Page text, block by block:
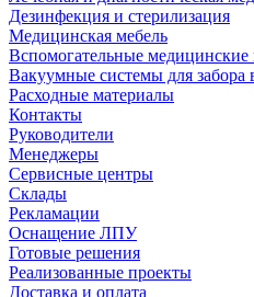
Дезинфекция и стерилизация
Медицинская мебель
Вспомогательные медицинские
Вакуумные системы для забора
Расходные материалы
Контакты
Руководители
Менеджеры
Сервисные центры
Склады
Рекламации
Оснащение ЛПУ
Готовые решения
Реализованные проекты
Доставка и оплата